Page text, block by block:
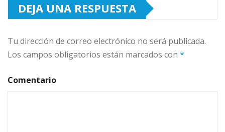
DEJA UNA RESPUESTA
Tu dirección de correo electrónico no será publicada.
Los campos obligatorios están marcados con *
Comentario